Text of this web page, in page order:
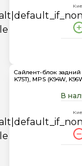
Сайлент-блок задний
K75T), MPS (K94W,
В